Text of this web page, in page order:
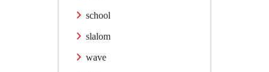
school
slalom
wave